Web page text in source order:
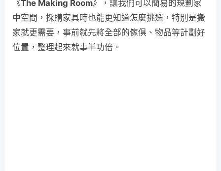
《The Making Room》，讓我們可以簡易的規劃家
中空間，採購家具時也能更知道怎麼挑選，特別是搬
家就更需要，事前就先將全部的傢俱、物品等計劃好
位置，整理起來就事半功倍。